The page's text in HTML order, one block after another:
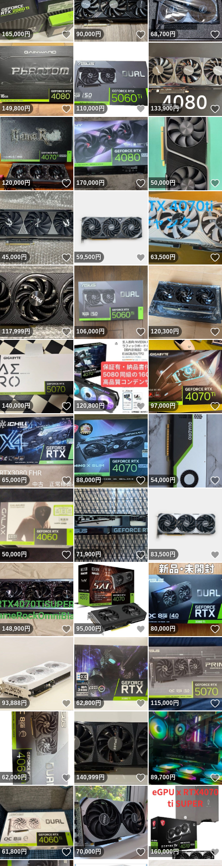
165,000円 いいね！
90,000円 いいね！
68,700円
149,800円 いいね！
110,000 円 いいね！
133,900円
120,000円 いいね！
170,000円 いいね！
50,000円
45,000円 いいね！
59,500 円 いいね！
63,500円
117,999円 いいね！
106,000円 いいね！
120,300円
140,000円 いいね！
120,800円 いいね！
97,000円
65,000円 いいね！
88,000円 いいね！
54,000円
50,000円 いいね！
71,900円 いいね！
83,500 円
148,900円 いいね！
95,000 円 いいね！
80,000円
93,888円 いいね！
62,800円 いいね！
115,000円
62,000円 いいね！
140,999円 いいね！
89,700円
61,800円 いいね！
70,000円 いいね！
160,000円